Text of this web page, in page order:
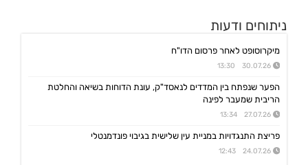
ג'ין טכנולוגיות
הסכם רישיון ושירותי פיתוח עם תאגיד בנקאי בישראל,פרטים
גולף 08:40 06/08/26
מצגת שוק ההון - דוח רבעון שני 2026
קיסטון אינפרא
סוגת
ניתוחים ודעות
מיקרוסופט לאחר פרסום הדו"ח
30.07.26 13:30
הפער שנפתח בין המדדים לנאסד"ק, עונת הדוחות בשיאה והחלטת
הריבית שמעבר לפינה
27.07.26 13:34
פריצת התנגדויות במניית עין שלישית בגיבוי פונדמנטלי
24.07.26 12:43